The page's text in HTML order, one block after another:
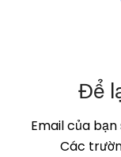
Để
Email của
Các